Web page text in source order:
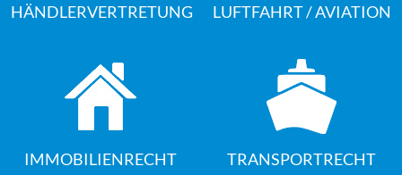
HÄNDLERVERTRETUNG
LUFTFAHRT / AVIATION
IMMOBILIENRECHT TRANSPORTRECHT